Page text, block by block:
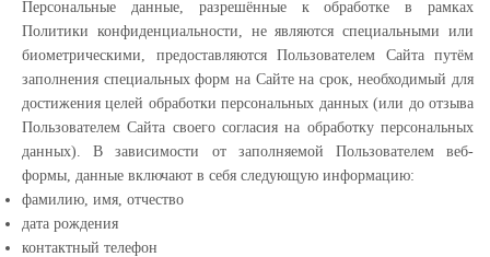
Персональные данные, разрешённые к обработке в рамках
Политики конфиденциальности, не являются специальными или
биометрическими, предоставляются Пользователем Сайта путём
заполнения специальных форм на Сайте на срок, необходимый для
достижения целей обработки персональных данных (или до отзыва
Пользователем Сайта своего согласия на обработку персональных
данных). В зависимости от заполняемой Пользователем веб-
формы, данные включают в себя следующую информацию:
фамилию, имя, отчество
дата рождения
контактный телефон